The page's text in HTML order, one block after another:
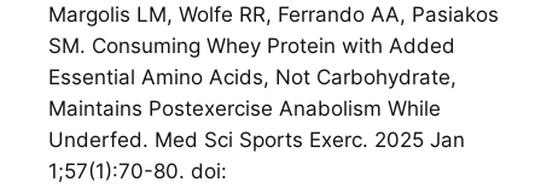
Margolis LM, Wolfe RR, Ferrando AA, Pasiakos
SM. Consuming Whey Protein with Added
Essential Amino Acids, Not Carbohydrate,
Maintains Postexercise Anabolism While
Underfed. Med Sci Sports Exerc. 2025 Jan
1;57(1):70-80. doi: